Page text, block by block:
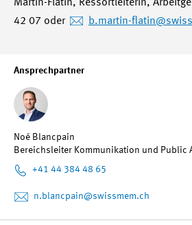
Ansprechpartner
Noé Blancpain
Bereichsleiter Kommunikation und Public
+41 44 384 48 65
n.blancpain@swissmem.ch
Martin-Flatin, Ressortleiterin,
42 07 oder
b.martin-flatin